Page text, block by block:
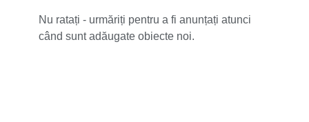
Nu ratați - urmăriți pentru a fi anunțați atunci
când sunt adăugate obiecte noi.